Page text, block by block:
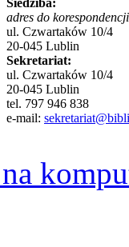
Siedziba:
adres do
ul. Czwartaków 10/4
20-045 Lublin
Sekretariat:
ul. Czwartaków 10/4
20-045 Lublin
tel. 797 946 838
e-mail: